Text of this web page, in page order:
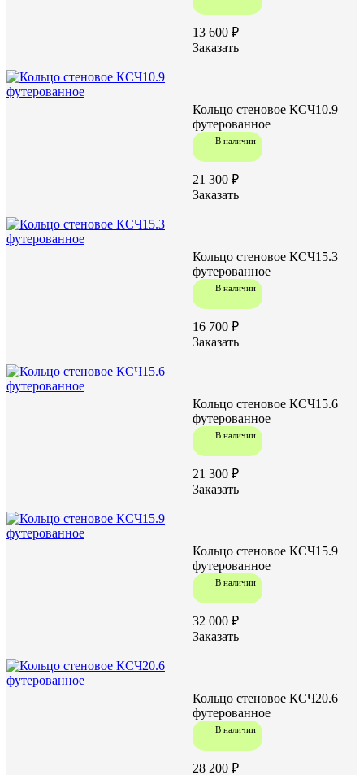
13 600 ₽
Заказать
В наличии
Кольцо стеновое КСЧ10.9
футерованное
21 300 ₽
Заказать
В наличии
Кольцо стеновое КСЧ15.3
футерованное
16 700 ₽
Заказать
В наличии
Кольцо стеновое КСЧ15.6
футерованное
21 300 ₽
Заказать
В наличии
Кольцо стеновое КСЧ15.9
футерованное
32 000 ₽
Заказать
В наличии
Кольцо стеновое КСЧ20.6
футерованное
28 200 ₽